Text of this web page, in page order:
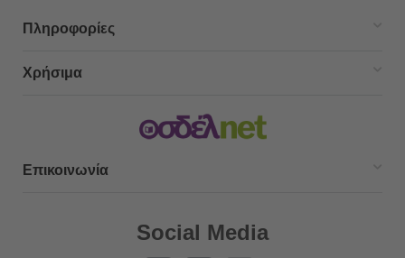
Πληροφορίες
Χρήσιμα
Επικοινωνία
Social Media